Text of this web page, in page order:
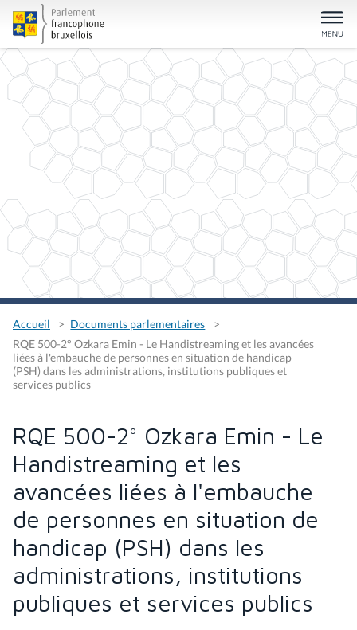
Accueil
Documents parlementaires
RQE 500-2° Ozkara Emin - Le Handistreaming et les avancées
liées à l'embauche de personnes en situation de handicap
(PSH) dans les administrations, institutions publiques et
services publics
RQE 500-2° Ozkara Emin - Le
Handistreaming et les
avancées liées à l'embauche
de personnes en situation de
handicap (PSH) dans les
administrations, institutions
publiques et services publics